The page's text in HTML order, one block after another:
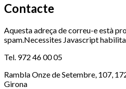
Contacte
Aquesta adreça de correu-e està
spam.Necessites Javascript
Tel. 972 46 00 05
Rambla Onze de Setembre, 107,
Girona